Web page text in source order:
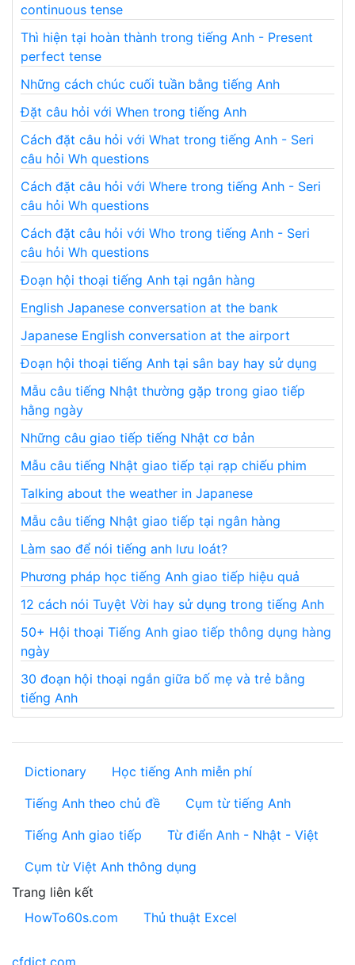
continuous tense
Thì hiện tại hoàn thành trong tiếng Anh - Present
perfect tense
Những cách chúc cuối tuần bằng tiếng Anh
Đặt câu hỏi với When trong tiếng Anh
Cách đặt câu hỏi với What trong tiếng Anh - Seri
câu hỏi Wh questions
Cách đặt câu hỏi với Where trong tiếng Anh - Seri
câu hỏi Wh questions
Cách đặt câu hỏi với Who trong tiếng Anh - Seri
câu hỏi Wh questions
Đoạn hội thoại tiếng Anh tại ngân hàng
English Japanese conversation at the bank
Japanese English conversation at the airport
Đoạn hội thoại tiếng Anh tại sân bay hay sử dụng
Mẫu câu tiếng Nhật thường gặp trong giao tiếp
hằng ngày
Những câu giao tiếp tiếng Nhật cơ bản
Mẫu câu tiếng Nhật giao tiếp tại rạp chiếu phim
Talking about the weather in Japanese
Mẫu câu tiếng Nhật giao tiếp tại ngân hàng
Làm sao để nói tiếng anh lưu loát?
Phương pháp học tiếng Anh giao tiếp hiệu quả
12 cách nói Tuyệt Vời hay sử dụng trong tiếng Anh
50+ Hội thoại Tiếng Anh giao tiếp thông dụng hàng
ngày
30 đoạn hội thoại ngắn giữa bố mẹ và trẻ bằng
tiếng Anh
Dictionary
Học tiếng Anh miễn phí
Tiếng Anh theo chủ đề
Cụm từ tiếng Anh
Tiếng Anh giao tiếp
Từ điển Anh - Nhật - Việt
Cụm từ Việt Anh thông dụng
Trang liên kết
HowTo60s.com
Thủ thuật Excel